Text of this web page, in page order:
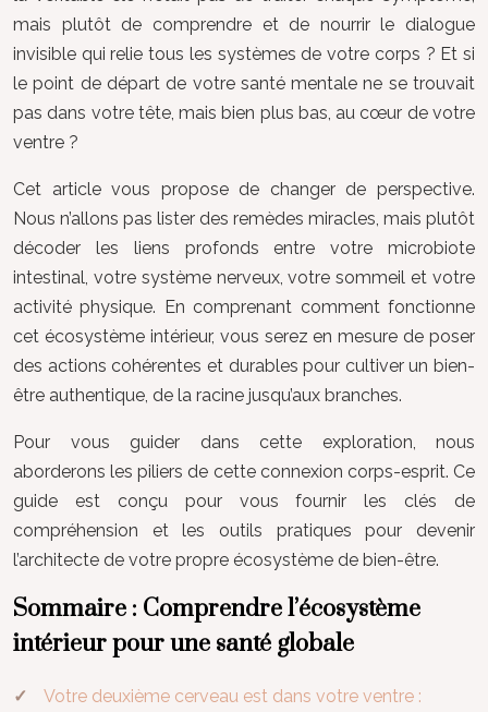
mais plutôt de comprendre et de nourrir le dialogue
invisible qui relie tous les systèmes de votre corps ? Et si
le point de départ de votre santé mentale ne se trouvait
pas dans votre tête, mais bien plus bas, au cœur de votre
ventre ?
Cet article vous propose de changer de perspective.
Nous n’allons pas lister des remèdes miracles, mais plutôt
décoder les liens profonds entre votre microbiote
intestinal, votre système nerveux, votre sommeil et votre
activité physique. En comprenant comment fonctionne
cet écosystème intérieur, vous serez en mesure de poser
des actions cohérentes et durables pour cultiver un bien-
être authentique, de la racine jusqu’aux branches.
Pour vous guider dans cette exploration, nous
aborderons les piliers de cette connexion corps-esprit. Ce
guide est conçu pour vous fournir les clés de
compréhension et les outils pratiques pour devenir
l’architecte de votre propre écosystème de bien-être.
Sommaire : Comprendre l’écosystème
intérieur pour une santé globale
Votre deuxième cerveau est dans votre ventre :